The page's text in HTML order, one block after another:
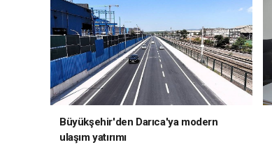
Büyükşehir'den Darıca'ya modern
ulaşım yatırımı